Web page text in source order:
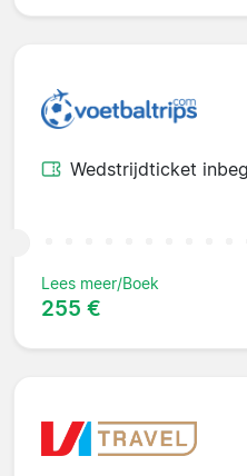
Wedstrijdticket
Lees meer/Boek
255 €